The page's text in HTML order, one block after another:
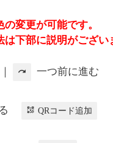
変更が可能です。
下部に説明がござい
｜ 一つ前に進む
る QRコード追加